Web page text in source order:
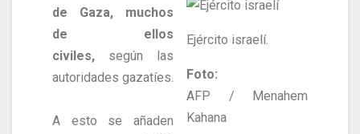
de Gaza, muchos
de ellos
civiles, según las
autoridades gazatíes.
A esto se añaden
Ejército israelí.
Foto:
AFP / Menahem
Kahana